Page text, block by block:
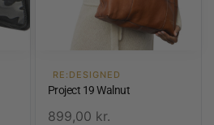
RE:DESIGNED
Project 19 Walnut
899,00 kr.